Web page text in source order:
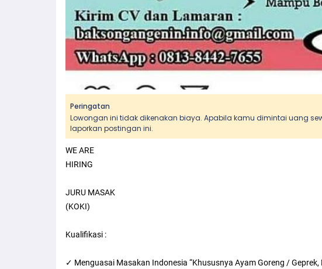
Peringatan
Lowongan ini tidak dikenakan biaya. Apabila kamu dimintai uang
laporkan postingan ini.
WE ARE
HIRING
JURU MASAK
(KOKI)
Kualifikasi :
✓ Menguasai Masakan Indonesia “Khususnya Ayam Goreng / Geprek,